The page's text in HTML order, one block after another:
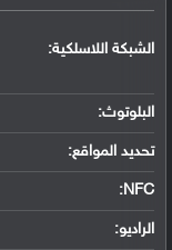
الشبكة اللاسلكية:
البلوتوث:
تحديد المواقع:
NFC
:
الراديو: